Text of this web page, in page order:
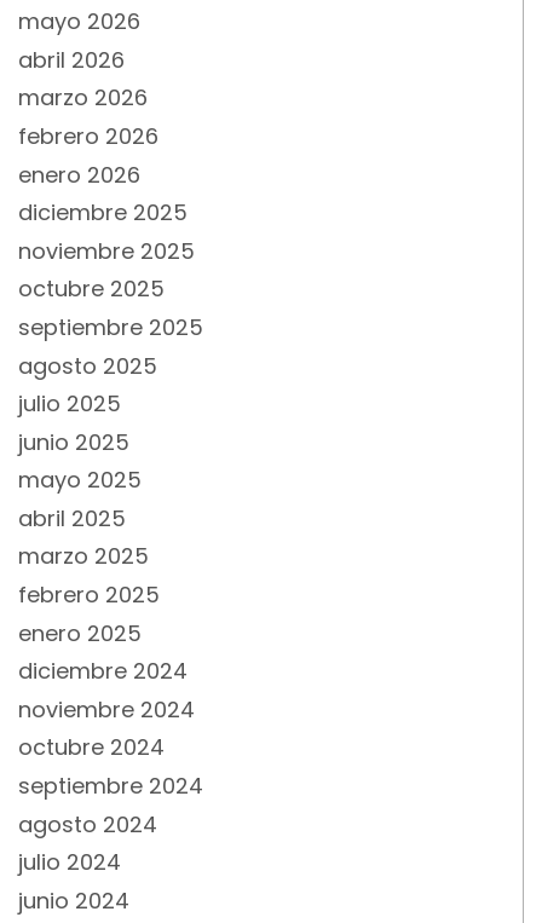
mayo 2026
abril 2026
marzo 2026
febrero 2026
enero 2026
diciembre 2025
noviembre 2025
octubre 2025
septiembre 2025
agosto 2025
julio 2025
junio 2025
mayo 2025
abril 2025
marzo 2025
febrero 2025
enero 2025
diciembre 2024
noviembre 2024
octubre 2024
septiembre 2024
agosto 2024
julio 2024
junio 2024